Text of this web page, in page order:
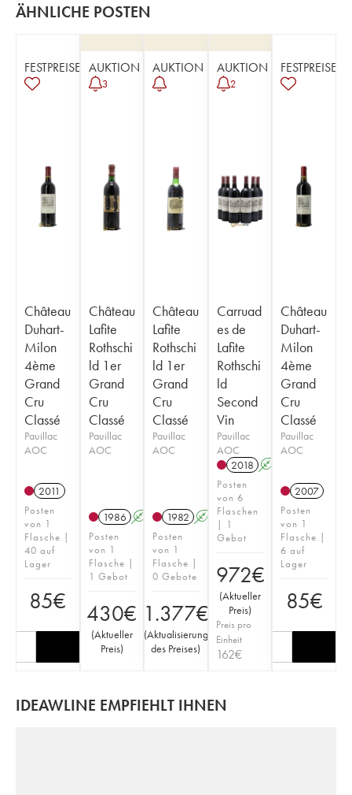
ÄHNLICHE POSTEN
FESTPREISE
Château
Duhart-
Milon
4ème
Grand
Cru
Classé
Pauillac
AOC
2011
Posten
von 1
Flasche |
40 auf
Lager
85€
AUKTION
3
Château
Lafite
Rothschi
ld 1er
Grand
Cru
Classé
Pauillac
AOC
1986 A
Posten
von 1
Flasche |
1 Gebot
430€
(Aktueller
Preis)
AUKTION
Château
Lafite
Rothschi
ld 1er
Grand
Cru
Classé
Pauillac
AOC
1982 A
Posten
von 1
Flasche |
0 Gebote
1.377€
(Aktualisierung
des Preises)
AUKTION
2
Carruad
es de
Lafite
Rothschi
ld
Second
Vin
Pauillac
AOC
2018 A
Posten
von 6
Flaschen
| 1
Gebot
972€
(Aktueller
Preis)
Preis pro
Einheit
162€
FESTPREISE
Château
Duhart-
Milon
4ème
Grand
Cru
Classé
Pauillac
AOC
2007
Posten
von 1
Flasche |
6 auf
Lager
85€
IDEAWLINE EMPFIEHLT IHNEN